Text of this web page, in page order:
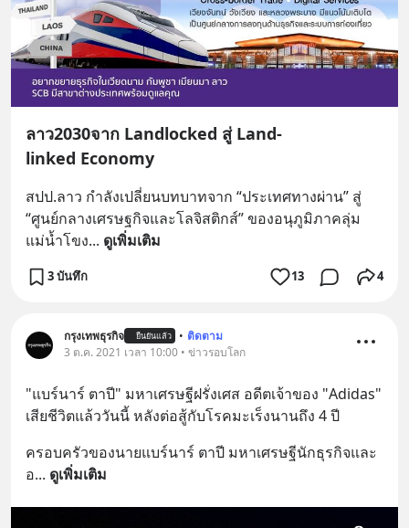
ลาว2030จาก Landlocked สู่ Land-
linked Economy
สปป.ลาว กำลังเปลี่ยนบทบาทจาก “ประเทศทางผ่าน” สู่
“ศูนย์กลางเศรษฐกิจและโลจิสติกส์” ของอนุภูมิภาคลุ่ม
แม่น้ำโขง... ดูเพิ่มเติม
3 บันทึก 13 4
กรุงเทพธุรกิจ ยืนยันแล้ว • ติดตาม
3 ต.ค. 2021 เวลา 10:00 • ข่าวรอบโลก
"แบร์นาร์ ตาปี" มหาเศรษฐีฝรั่งเศส อดีตเจ้าของ "Adidas"
เสียชีวิตแล้ววันนี้ หลังต่อสู้กับโรคมะเร็งนานถึง 4 ปี
ครอบครัวของนายแบร์นาร์ ตาปี มหาเศรษฐีนักธุรกิจและ
อ... ดูเพิ่มเติม